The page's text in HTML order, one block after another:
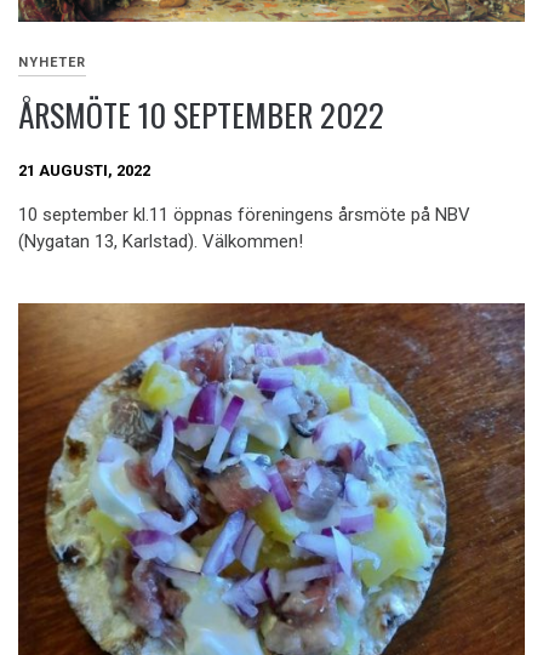
NYHETER
ÅRSMÖTE 10 SEPTEMBER 2022
21 AUGUSTI, 2022
10 september kl.11 öppnas föreningens årsmöte på NBV
(Nygatan 13, Karlstad). Välkommen!